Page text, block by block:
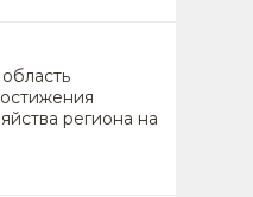
региона на